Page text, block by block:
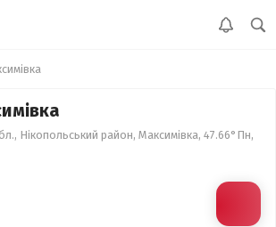
Нікопольський район, Максимівка, 47.66°Пн,